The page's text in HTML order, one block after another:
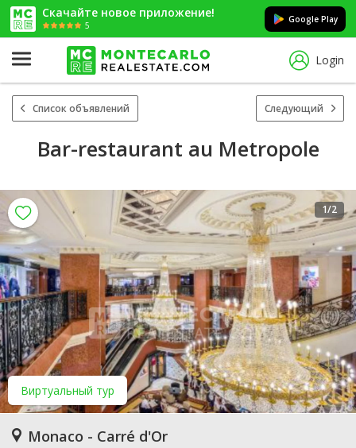
Скачайте новое приложение!
5
Google Play
Login
Список объявлений Следующий
Bar-restaurant au Metropole
Виртуальный тур
1/2
Monaco - Carré d'Or